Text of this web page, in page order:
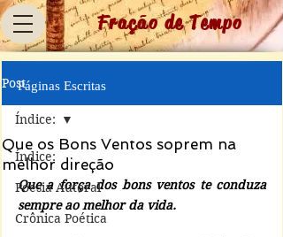
Fração de Tempo
Post
Índice:
Poesia Autoral
Crônica Poética
Índice:
Que os Bons Ventos soprem na
melhor direção
Que a força dos bons ventos te conduza
sempre ao melhor da vida.
Páginas Escritas